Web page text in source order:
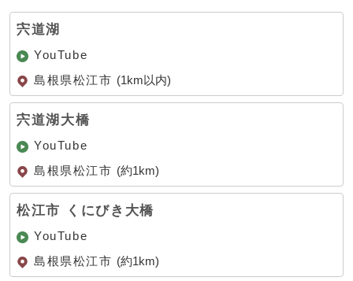
宍道湖
YouTube
島根県松江市 (1km以内)
宍道湖大橋
YouTube
島根県松江市 (約1km)
松江市 くにびき大橋
YouTube
島根県松江市 (約1km)